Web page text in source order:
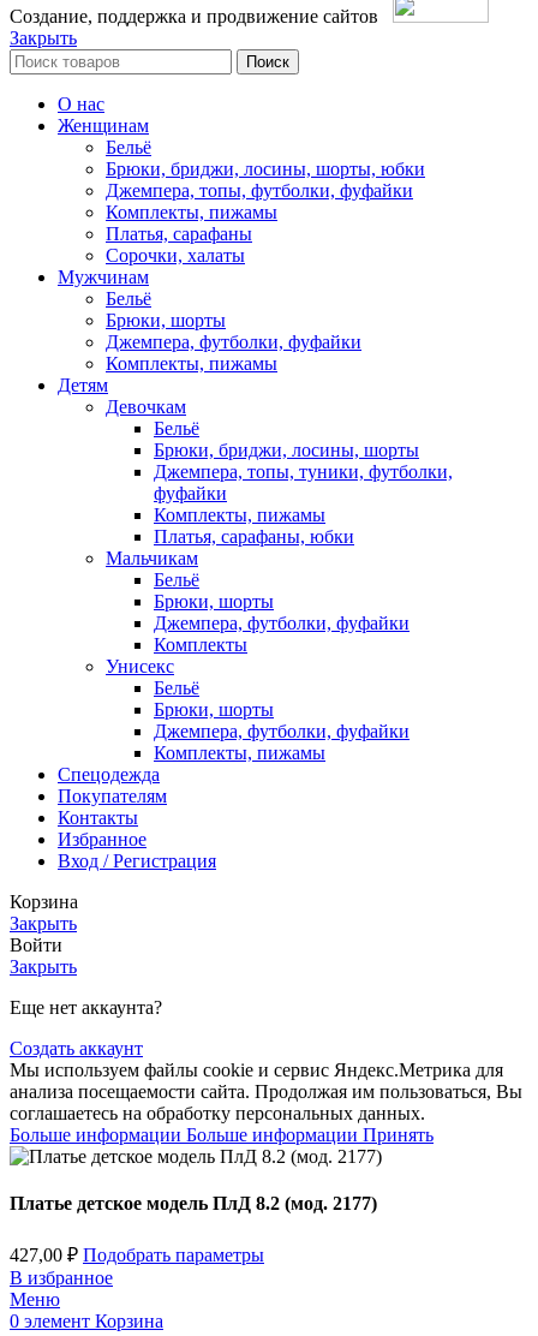
Создание, поддержка и продвижение сайтов
Закрыть
Поиск
О нас
Женщинам
Бельё
Брюки, бриджи, лосины, шорты, юбки
Джемпера, топы, футболки, фуфайки
Комплекты, пижамы
Платья, сарафаны
Сорочки, халаты
Мужчинам
Бельё
Брюки, шорты
Джемпера, футболки, фуфайки
Комплекты, пижамы
Детям
Девочкам
Бельё
Брюки, бриджи, лосины, шорты
Джемпера, топы, туники, футболки,
фуфайки
Комплекты, пижамы
Платья, сарафаны, юбки
Мальчикам
Бельё
Брюки, шорты
Джемпера, футболки, фуфайки
Комплекты
Унисекс
Бельё
Брюки, шорты
Джемпера, футболки, фуфайки
Комплекты, пижамы
Спецодежда
Покупателям
Контакты
Избранное
Вход / Регистрация
Корзина
Закрыть
Войти
Закрыть
Еще нет аккаунта?
Создать аккаунт
Мы используем файлы cookie и сервис Яндекс.Метрика для
анализа посещаемости сайта. Продолжая им пользоваться, Вы
соглашаетесь на обработку персональных данных.
Больше информации Больше информации Принять
Платье детское модель ПлД 8.2 (мод. 2177)
427,00 ₽ Подобрать параметры
В избранное
Меню
0 элемент Корзина